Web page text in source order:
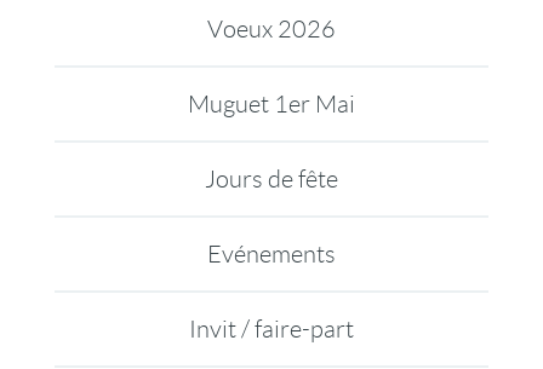
Voeux 2026
Muguet 1er Mai
Jours de fête
Evénements
Invit / faire-part